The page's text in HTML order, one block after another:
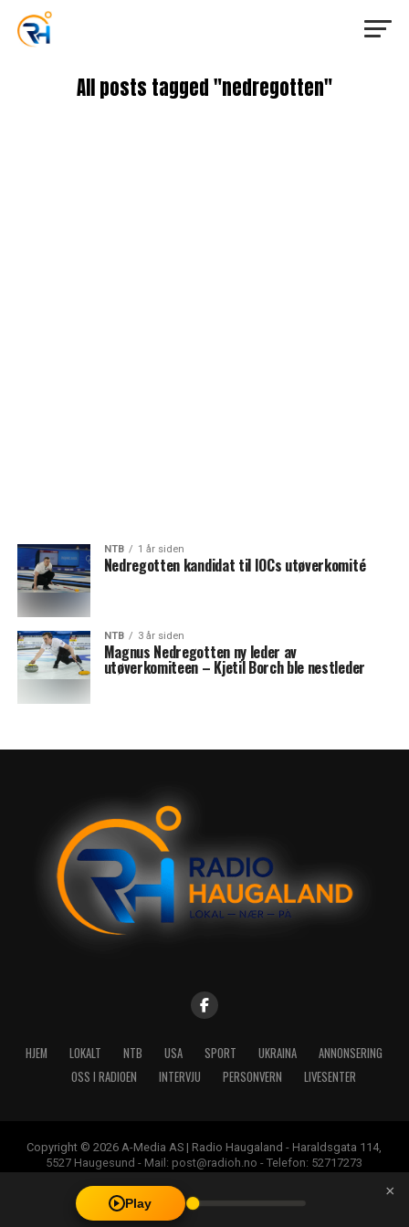
All posts tagged "nedregotten"
NTB 1 år siden
Nedregotten kandidat til IOCs utøverkomité
NTB 3 år siden
Magnus Nedregotten ny leder av
utøverkomiteen – Kjetil Borch ble nestleder
HJEM LOKALT NTB USA SPORT UKRAINA
ANNONSERING
OSS I RADIOEN
INTERVJU PERSONVERN LIVESENTER
Copyright © 2026 A-Media AS | Radio Haugaland - Haraldsgata 114,
5527 Haugesund - Mail: post@radioh.no - Telefon: 52717273
Play
×